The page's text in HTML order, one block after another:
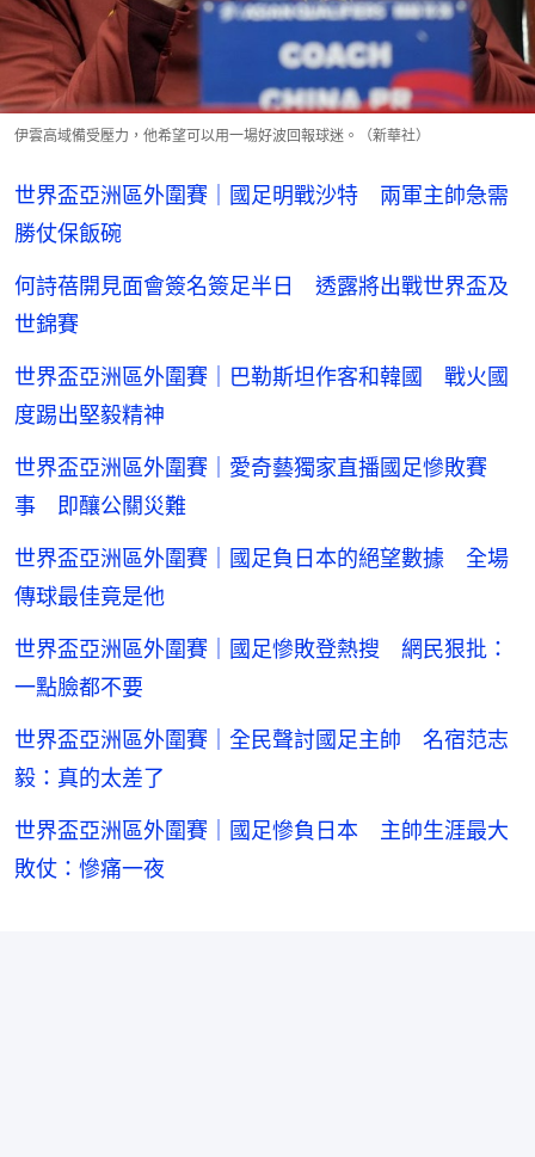
伊雲高域備受壓力，他希望可以用一場好波回報球迷。（新華社）
世界盃亞洲區外圍賽｜國足明戰沙特 兩軍主帥急需
勝仗保飯碗
何詩蓓開見面會簽名簽足半日 透露將出戰世界盃及
世錦賽
世界盃亞洲區外圍賽｜巴勒斯坦作客和韓國 戰火國
度踢出堅毅精神
世界盃亞洲區外圍賽｜愛奇藝獨家直播國足慘敗賽
事 即釀公關災難
世界盃亞洲區外圍賽｜國足負日本的絕望數據 全場
傳球最佳竟是他
世界盃亞洲區外圍賽｜國足慘敗登熱搜 網民狠批：
一點臉都不要
世界盃亞洲區外圍賽｜全民聲討國足主帥 名宿范志
毅：真的太差了
世界盃亞洲區外圍賽｜國足慘負日本 主帥生涯最大
敗仗：慘痛一夜